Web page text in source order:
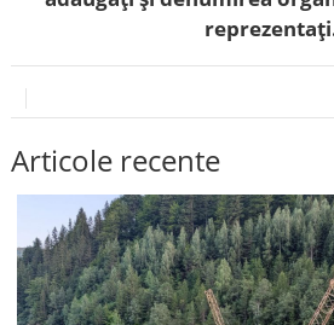
Articole recente